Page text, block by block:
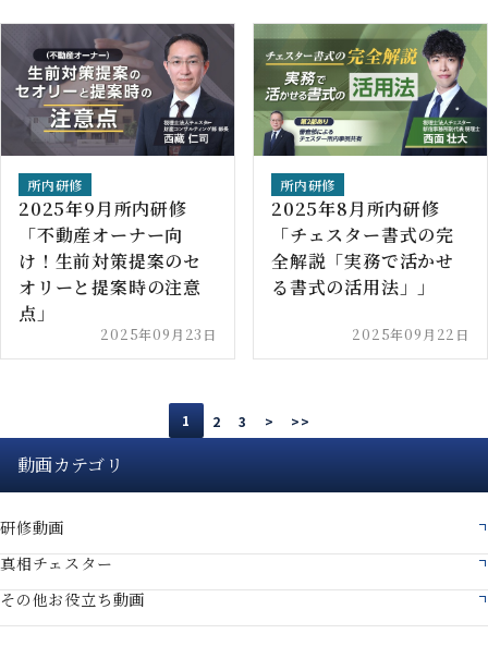
動画カテゴリ
研修動画
真相チェスター
その他お役立ち動画
所内研修
2025年9月所内研修
「不動産オーナー向
け！生前対策提案のセ
オリーと提案時の注意
点」
2025年09月23日
所内研修
2025年8月所内研修
「チェスター書式の完
全解説「実務で活かせ
る書式の活用法」」
2025年09月22日
1 2 3 > >>